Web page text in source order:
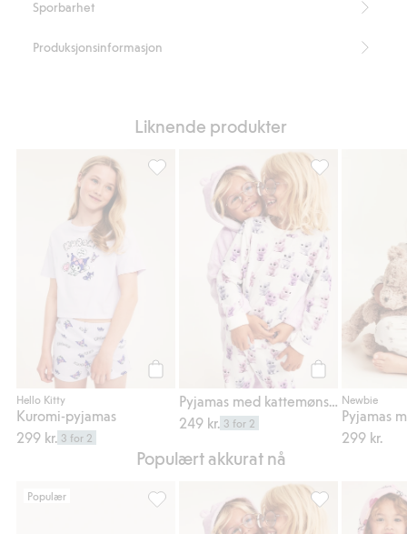
Sporbarhet
Produksjonsinformasjon
Liknende produkter
Hello Kitty
Kuromi-pyjamas
299 kr. 3 for 2
Kuromi-pyjamas, Legg til i favoriter
249 kr. 3 for 2
Newbie
299 kr.
Populært akkurat nå
Populær
3-pk. med Hello Kitty-boxershorts, Legg
Pyjamas med